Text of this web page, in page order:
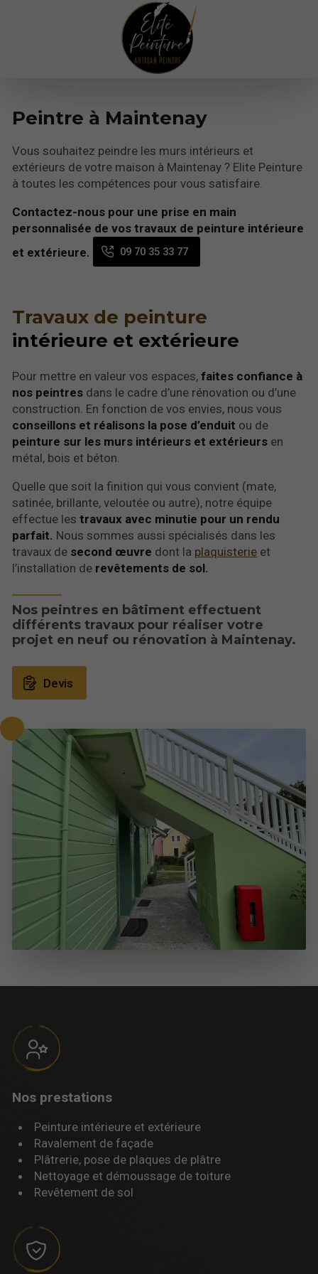
Peintre à Maintenay
Vous souhaitez peindre les murs intérieurs et
extérieurs de votre maison à Maintenay ? Elite Peinture
à toutes les compétences pour vous satisfaire.
Contactez-nous pour une prise en main
personnalisée de vos travaux de peinture intérieure
et extérieure.
09 70 35 33 77
Travaux de peinture
intérieure et extérieure
Pour mettre en valeur vos espaces, faites confiance à
nos peintres dans le cadre d’une rénovation ou d’une
construction. En fonction de vos envies, nous vous
conseillons et réalisons la pose d’enduit ou de
peinture sur les murs intérieurs et extérieurs en
métal, bois et béton.
Quelle que soit la finition qui vous convient (mate,
satinée, brillante, veloutée ou autre), notre équipe
effectue les travaux avec minutie pour un rendu
parfait. Nous sommes aussi spécialisés dans les
travaux de second œuvre dont la plaquisterie et
l’installation de revêtements de sol.
Nos peintres en bâtiment effectuent
différents travaux pour réaliser votre
projet en neuf ou rénovation à Maintenay.
Devis
Nos prestations
Peinture intérieure et extérieure
Ravalement de façade
Plâtrerie, pose de plaques de plâtre
Nettoyage et démoussage de toiture
Revêtement de sol